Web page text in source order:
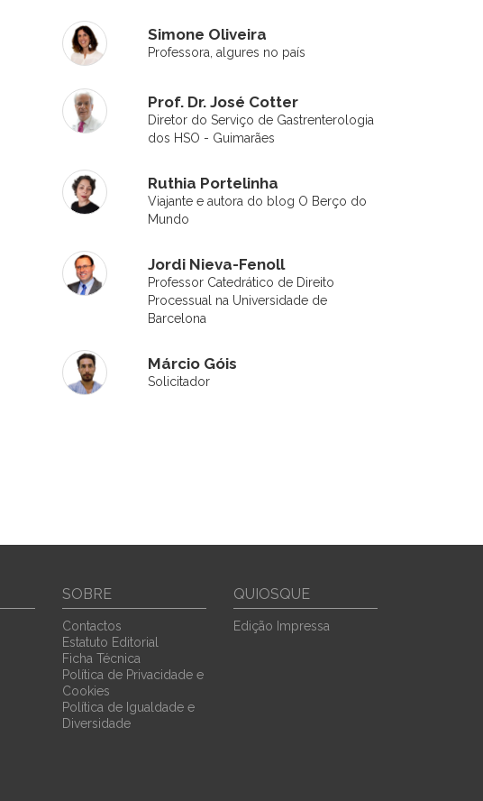
Simone Oliveira
Professora, algures no país
Prof. Dr. José Cotter
Diretor do Serviço de Gastrenterologia
dos HSO - Guimarães
Ruthia Portelinha
Viajante e autora do blog O Berço do
Mundo
Jordi Nieva-Fenoll
Professor Catedrático de Direito
Processual na Universidade de
Barcelona
Márcio Góis
Solicitador
SOBRE
Contactos
Estatuto Editorial
Ficha Técnica
Política de Privacidade e
Cookies
Política de Igualdade e
Diversidade
QUIOSQUE
Edição Impressa